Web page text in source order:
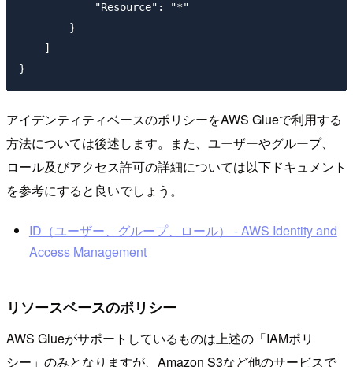
            "Resource": "*"
        }
    ]
アイデンティティベースのポリシーをAWS Glueで利用する
方法については後述します。また、ユーザーやグループ、
ロール及びアクセス許可の詳細については以下ドキュメント
を参考にすると良いでしょう。
ID（ユーザー、グループ、ロール） - AWS Identity and
Access Management
リソースベースのポリシー
AWS Glueがサポートしているものは上述の「IAMポリ
シー」のみとなりますが、Amazon S3など他のサービスで